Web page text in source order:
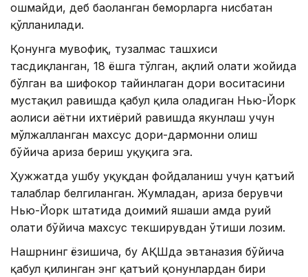
ошмайди, деб баҳоланган беморларга нисбатан
қўлланилади.
Қонунга мувофиқ, тузалмас ташхиси
тасдиқланган, 18 ёшга тўлган, ақлий ҳолати жойида
бўлган ва шифокор тайинлаган дори воситасини
мустақил равишда қабул қила оладиган Нью-Йорк
аҳолиси ҳаётни ихтиёрий равишда якунлаш учун
мўлжалланган махсус дори-дармонни олиш
бўйича ариза бериш ҳуқуқига эга.
Ҳужжатда ушбу ҳуқуқдан фойдаланиш учун қатъий
талаблар белгиланган. Жумладан, ариза берувчи
Нью-Йорк штатида доимий яшаши ҳамда руҳий
ҳолати бўйича махсус текширувдан ўтиши лозим.
Нашрнинг ёзишича, бу АҚШда эвтаназия бўйича
қабул қилинган энг қатъий қонунлардан бири